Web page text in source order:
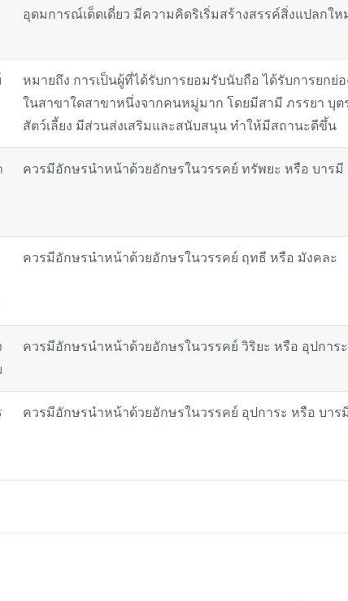
อุดมการณ์เด็ดเดี่ยว มีความคิดริเริ่มสร้างสรรค์สิ่งแปลกให
หมายถึง การเป็นผู้ที่ได้รับการยอมรับนับถือ ได้รับการยก
ในสาขาใดสาขาหนึ่งจากคนหมู่มาก โดยมีสามี ภรรยา บุ
สัตว์เลี้ยง มีส่วนส่งเสริมและสนับสนุน ทำให้มีสถานะดีขึ้น
ควรมีอักษรนำหน้าด้วยอักษรในวรรคย์ ทรัพยะ หรือ บารมี
ควรมีอักษรนำหน้าด้วยอักษรในวรรคย์ ฤทธี หรือ มังคละ
ควรมีอักษรนำหน้าด้วยอักษรในวรรคย์ วิริยะ หรือ อุปการะ
ควรมีอักษรนำหน้าด้วยอักษรในวรรคย์ อุปการะ หรือ บาร